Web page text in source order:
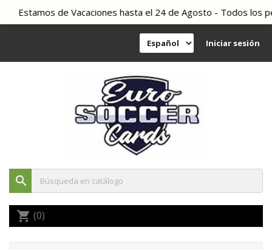
Estamos de Vacaciones hasta el 24 de Agosto - Todos los
Iniciar sesión
search
shopping_cart (0)